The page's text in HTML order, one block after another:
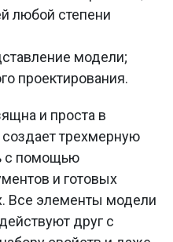
любой степени
модели;
проектирования.
и проста в
трехмерную
с помощью
и готовых
Все элементы модели
друг с